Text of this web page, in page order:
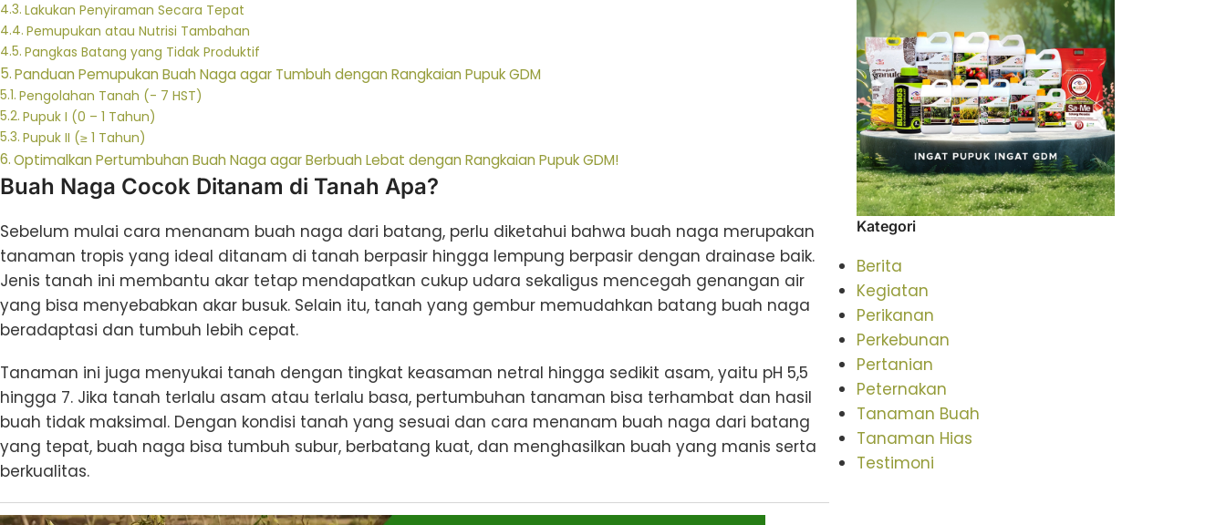
Lakukan Penyiraman Secara Tepat
Pemupukan atau Nutrisi Tambahan
Pangkas Batang yang Tidak Produktif
Panduan Pemupukan Buah Naga agar Tumbuh dengan Rangkaian Pupuk GDM
Pengolahan Tanah (- 7 HST)
Pupuk I (0 – 1 Tahun)
Pupuk II (≥ 1 Tahun)
Optimalkan Pertumbuhan Buah Naga agar Berbuah Lebat dengan Rangkaian Pupuk GDM!
Buah Naga Cocok Ditanam di Tanah Apa?
Sebelum mulai cara menanam buah naga dari batang, perlu diketahui bahwa buah naga merupakan
tanaman tropis yang ideal ditanam di tanah berpasir hingga lempung berpasir dengan drainase baik.
Jenis tanah ini membantu akar tetap mendapatkan cukup udara sekaligus mencegah genangan air
yang bisa menyebabkan akar busuk. Selain itu, tanah yang gembur memudahkan batang buah naga
beradaptasi dan tumbuh lebih cepat.
Tanaman ini juga menyukai tanah dengan tingkat keasaman netral hingga sedikit asam, yaitu pH 5,5
hingga 7. Jika tanah terlalu asam atau terlalu basa, pertumbuhan tanaman bisa terhambat dan hasil
buah tidak maksimal. Dengan kondisi tanah yang sesuai dan cara menanam buah naga dari batang
yang tepat, buah naga bisa tumbuh subur, berbatang kuat, dan menghasilkan buah yang manis serta
berkualitas.
Kategori
Berita
Kegiatan
Perikanan
Perkebunan
Pertanian
Peternakan
Tanaman Buah
Tanaman Hias
Testimoni